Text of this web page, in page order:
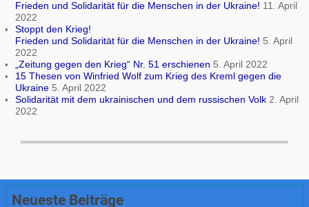
Frieden und Solidarität für die Menschen in der Ukraine! 11. April
2022
Stoppt den Krieg!
Frieden und Solidarität für die Menschen in der Ukraine! 5. April
2022
„Zeitung gegen den Krieg“ Nr. 51 erschienen 5. April 2022
15 Thesen von Winfried Wolf zum Krieg des Kreml gegen die
Ukraine 5. April 2022
Solidarität mit dem ukrainischen und dem russischen Volk 2. April
2022
Neueste Beiträge